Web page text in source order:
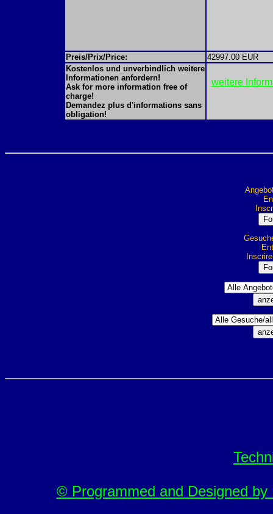
Preis/Prix/Price:
42997.00 EUR
Kostenlos und unverbindlich weitere
Informationen anfordern!
Ask for more information free of
charge!
Demandez plus d'informations sans
obligation!
weitere
© Programmed and Designed